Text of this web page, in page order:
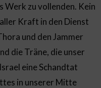
Werk zu vollenden. Kein
Kraft in den Dienst
und den Jammer
die Träne, die unser
eine Schandtat
in unserer Mitte